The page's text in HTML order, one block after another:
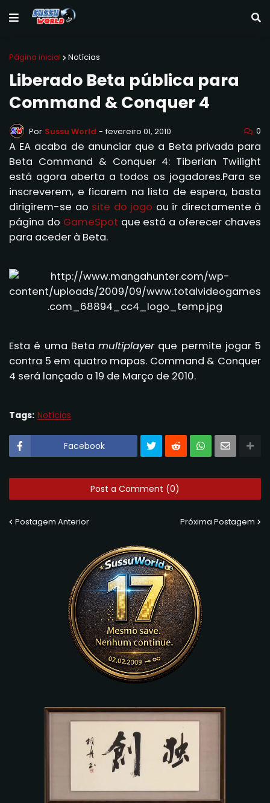
Página inicial Notícias
Liberado Beta pública para
Command & Conquer 4
Por Sussu World - fevereiro 01, 2010 0
A EA acaba de anunciar que a Beta privada para
Beta Command & Conquer 4: Tiberian Twilight
está agora aberta a todos os jogadores.Para se
inscreverem, e ficarem na lista de espera, basta
dirigirem-se ao site do jogo ou ir directamente à
página do GameSpot que está a oferecer chaves
para aceder à Beta.
Esta é uma Beta multiplayerque permite jogar 5
contra 5 em quatro mapas. Command & Conquer
4 será lançado a 19 de Março de 2010.
Tags: Notícias
Facebook
Post a Comment (0)
Postagem Anterior Próxima Postagem